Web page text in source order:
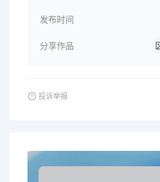
发布时间
分享作品
投诉举报